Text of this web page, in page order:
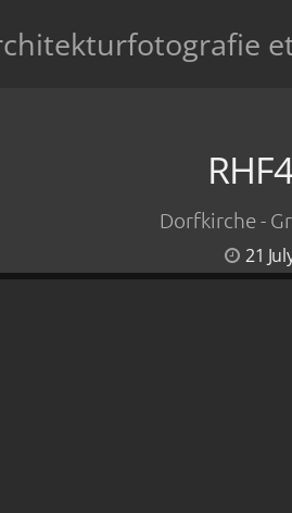
Dorfkirche -
21